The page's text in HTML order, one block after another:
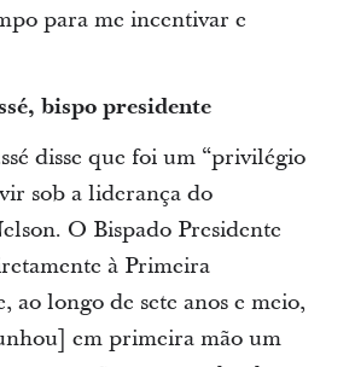
para me incentivar e
bispo presidente
disse que foi um “privilégio
sob a liderança do
O Bispado Presidente
à Primeira
ao longo de sete anos e meio,
em primeira mão um